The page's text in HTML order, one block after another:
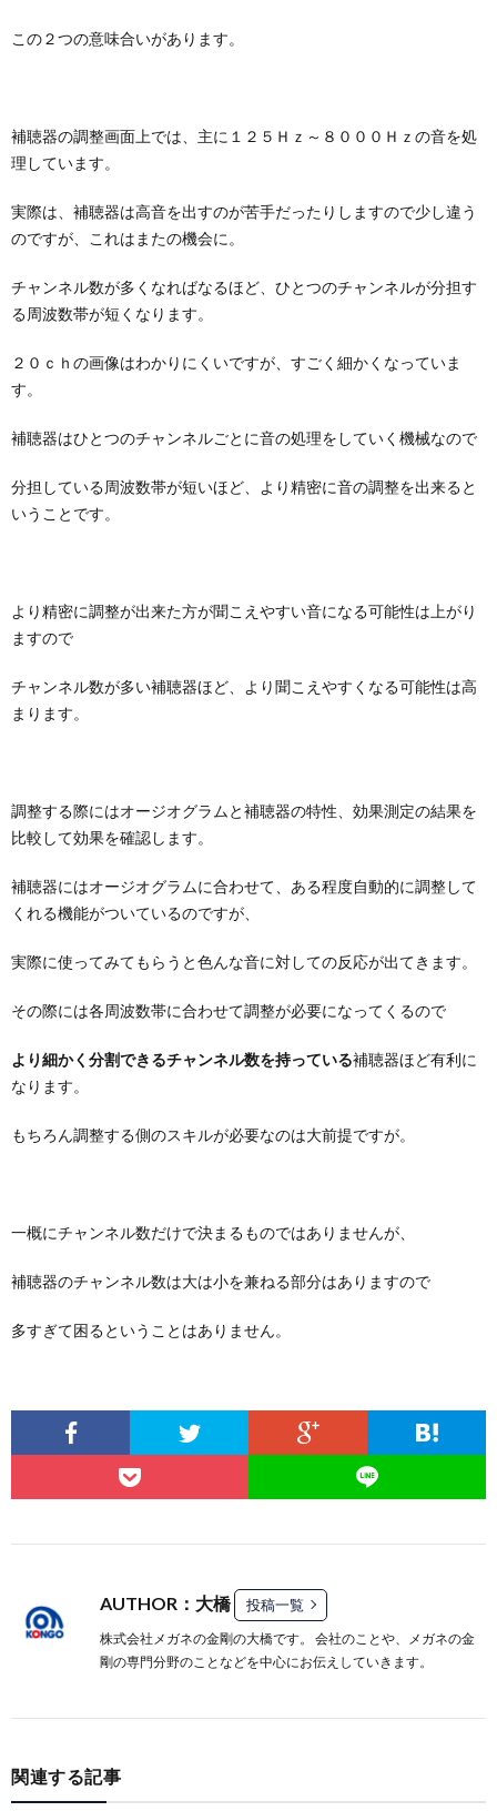
この２つの意味合いがあります。
補聴器の調整画面上では、主に１２５Ｈｚ～８０００Ｈｚの音を処
理しています。
実際は、補聴器は高音を出すのが苦手だったりしますので少し違う
のですが、これはまたの機会に。
チャンネル数が多くなればなるほど、ひとつのチャンネルが分担す
る周波数帯が短くなります。
２０ｃｈの画像はわかりにくいですが、すごく細かくなっていま
す。
補聴器はひとつのチャンネルごとに音の処理をしていく機械なので
分担している周波数帯が短いほど、より精密に音の調整を出来ると
いうことです。
より精密に調整が出来た方が聞こえやすい音になる可能性は上がり
ますので
チャンネル数が多い補聴器ほど、より聞こえやすくなる可能性は高
まります。
調整する際にはオージオグラムと補聴器の特性、効果測定の結果を
比較して効果を確認します。
補聴器にはオージオグラムに合わせて、ある程度自動的に調整して
くれる機能がついているのですが、
実際に使ってみてもらうと色んな音に対しての反応が出てきます。
その際には各周波数帯に合わせて調整が必要になってくるので
より細かく分割できるチャンネル数を持っている補聴器ほど有利に
なります。
もちろん調整する側のスキルが必要なのは大前提ですが。
一概にチャンネル数だけで決まるものではありませんが、
補聴器のチャンネル数は大は小を兼ねる部分はありますので
多すぎて困るということはありません。
AUTHOR：大橋 投稿一覧
株式会社メガネの金剛の大橋です。 会社のことや、メガネの金
剛の専門分野のことなどを中心にお伝えしていきます。
関連する記事